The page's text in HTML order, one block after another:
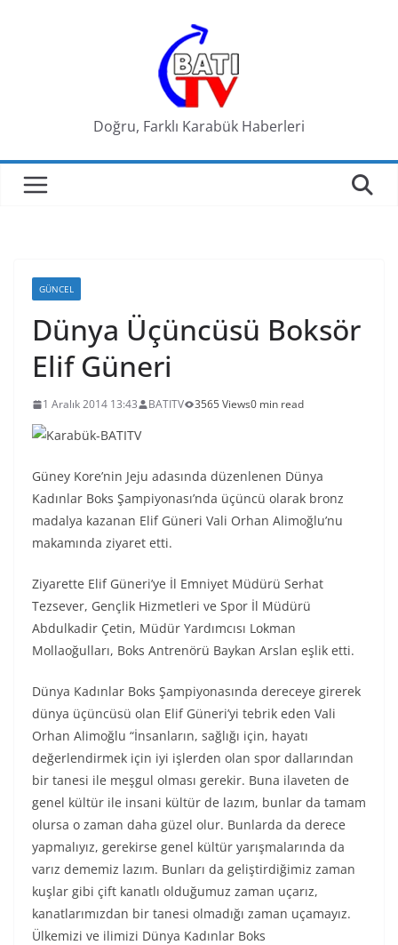
Doğru, Farklı Karabük Haberleri
GÜNCEL
Dünya Üçüncüsü Boksör
Elif Güneri
1 Aralık 2014 13:43 BATITV 3565 Views0 min read
Güney Kore’nin Jeju adasında düzenlenen Dünya
Kadınlar Boks Şampiyonası’nda üçüncü olarak bronz
madalya kazanan Elif Güneri Vali Orhan Alimoğlu’nu
makamında ziyaret etti.
Ziyarette Elif Güneri’ye İl Emniyet Müdürü Serhat
Tezsever, Gençlik Hizmetleri ve Spor İl Müdürü
Abdulkadir Çetin, Müdür Yardımcısı Lokman
Mollaoğulları, Boks Antrenörü Baykan Arslan eşlik etti.
Dünya Kadınlar Boks Şampiyonasında dereceye girerek
dünya üçüncüsü olan Elif Güneri’yi tebrik eden Vali
Orhan Alimoğlu “İnsanların, sağlığı için, hayatı
değerlendirmek için iyi işlerden olan spor dallarından
bir tanesi ile meşgul olması gerekir. Buna ilaveten de
genel kültür ile insani kültür de lazım, bunlar da tamam
olursa o zaman daha güzel olur. Bunlarda da derece
yapmalıyız, gerekirse genel kültür yarışmalarında da
varız dememiz lazım. Bunları da geliştirdiğimiz zaman
kuşlar gibi çift kanatlı olduğumuz zaman uçarız,
kanatlarımızdan bir tanesi olmadığı zaman uçamayız.
Ülkemizi ve ilimizi Dünya Kadınlar Boks